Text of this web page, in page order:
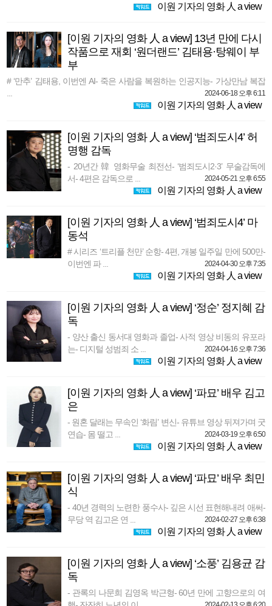
이원 기자의 영화 人 a view
[이원 기자의 영화 人 a view] 13년 만에 다시
작품으로 재회 ‘원더랜드’ 김태용·탕웨이 부
부
# ‘만추’ 김태용, 이번엔 AI- 죽은 사람을 복원하는 인공지능- 가상만남 복잡
2024-06-18 오후 6:11
이원 기자의 영화 人 a view
[이원 기자의 영화 人 a view] ‘범죄도시4’ 허
명행 감독
- 20년간 韓 영화무술 최전선- ‘범죄도시2·3’ 무술감독에
서- 4편은 감독으로 ...
2024-05-21 오후 6:55
이원 기자의 영화 人 a view
[이원 기자의 영화 人 a view] ‘범죄도시4’ 마
동석
# 시리즈 ‘트리플 천만’ 순항- 4편, 개봉 일주일 만에 500만-
이번엔 파 ...
2024-04-30 오후 7:35
이원 기자의 영화 人 a view
[이원 기자의 영화 人 a view] ‘정순’ 정지혜 감
독
- 양산 출신 동서대 영화과 졸업- 사적 영상 비동의 유포라
는- 디지털 성범죄 소 ...
2024-04-16 오후 7:36
이원 기자의 영화 人 a view
[이원 기자의 영화 人 a view] ‘파묘’ 배우 김고
은
- 원혼 달래는 무속인 ‘화림’ 변신- 유튜브 영상 뒤져가며 굿
연습- 몸 떨고 ...
2024-03-19 오후 6:50
이원 기자의 영화 人 a view
[이원 기자의 영화 人 a view] ‘파묘’ 배우 최민
식
- 40년 경력의 노련한 풍수사- 깊은 시선 표현해내려 애써-
무당 역 김고은 연 ...
2024-02-27 오후 6:38
이원 기자의 영화 人 a view
[이원 기자의 영화 人 a view] ‘소풍’ 김용균 감
독
- 관록의 나문희 김영옥 박근형- 60년 만에 고향으로의 여